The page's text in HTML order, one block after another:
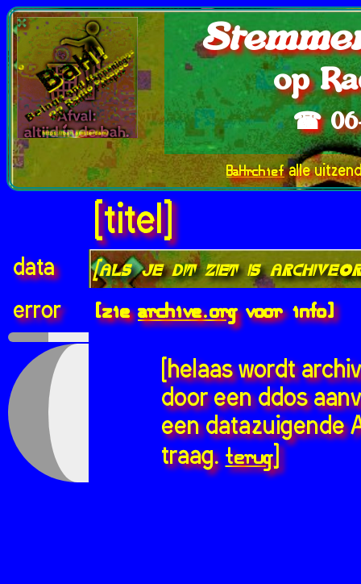
op
☎
BaHrchiefalle
data
error
[titel]
[als je dit ziet is
[ziearchive.orgvoor info]
[helaas wordt
door een ddos
een datazuigende
traag.terug]